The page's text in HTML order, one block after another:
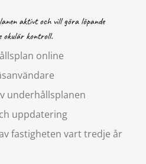
aktivt och vill göra löpande
okulär kontroll.
online
underhållsplanen
uppdatering
fastigheten vart tredje år